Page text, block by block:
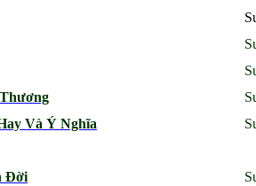
Và Ý Nghĩa
Đời